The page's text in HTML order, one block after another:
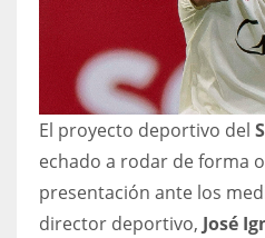
IND
34
MIN
El proyecto deportivo del
echado a rodar de forma
presentación ante los
director deportivo, José